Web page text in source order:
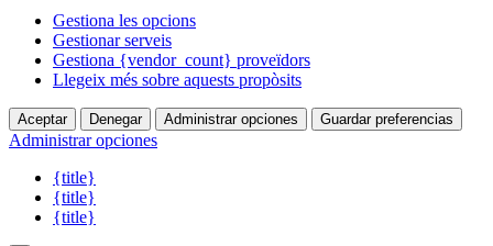
Gestiona les opcions
Gestionar serveis
Gestiona {vendor_count} proveïdors
Llegeix més sobre aquests propòsits
Aceptar Denegar Administrar opciones Guardar preferencias
Administrar opciones
{title}
{title}
{title}